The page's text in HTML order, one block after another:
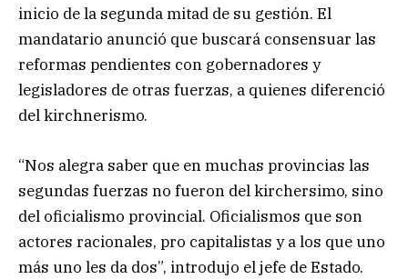
inicio de la segunda mitad de su gestión. El
mandatario anunció que buscará consensuar las
reformas pendientes con gobernadores y
legisladores de otras fuerzas, a quienes diferenció
del kirchnerismo.
“Nos alegra saber que en muchas provincias las
segundas fuerzas no fueron del kirchersimo, sino
del oficialismo provincial. Oficialismos que son
actores racionales, pro capitalistas y a los que uno
más uno les da dos”, introdujo el jefe de Estado.